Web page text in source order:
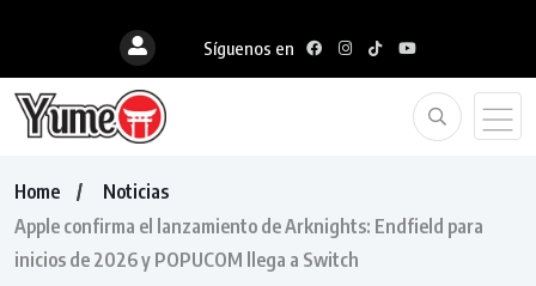
Síguenos en
Home
Noticias
Apple confirma el lanzamiento de Arknights: Endfield para
inicios de 2026 y POPUCOM llega a Switch